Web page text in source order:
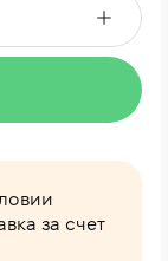
за счет